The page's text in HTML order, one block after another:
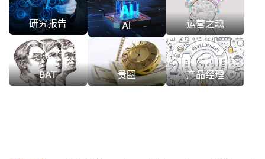
研究报告 AI 运营之魂
BAT 贵圈 产品经理